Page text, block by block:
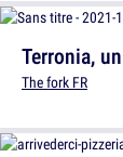
Terronia,
The fork FR